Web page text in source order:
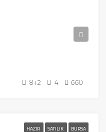
8+2 4 660
HAZIR SATILIK BURSA